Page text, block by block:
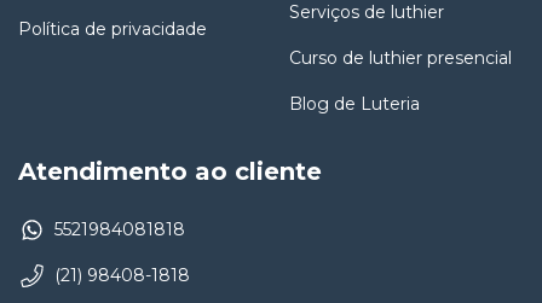
Política de privacidade
Serviços de luthier
Curso de luthier presencial
Blog de Luteria
Atendimento ao cliente
5521984081818
(21) 98408-1818